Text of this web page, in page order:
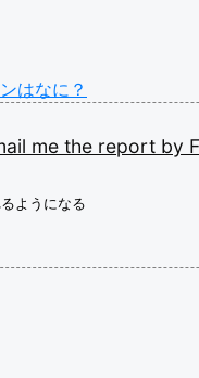
はなに？
me the report by
ようになる